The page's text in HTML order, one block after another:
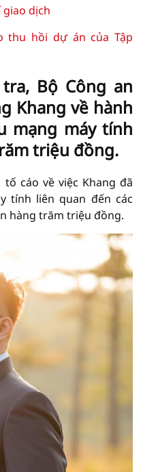
giao dịch
thu hồi dự án của Tập
Bộ Công an
Khang về hành
mạng máy tính
triệu đồng.
cáo về việc Khang đã
tính liên quan đến các
hàng trăm triệu đồng.